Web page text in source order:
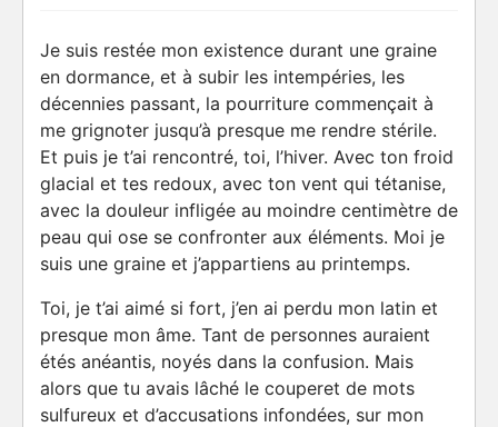
Je suis restée mon existence durant une graine
en dormance, et à subir les intempéries, les
décennies passant, la pourriture commençait à
me grignoter jusqu’à presque me rendre stérile.
Et puis je t’ai rencontré, toi, l’hiver. Avec ton froid
glacial et tes redoux, avec ton vent qui tétanise,
avec la douleur infligée au moindre centimètre de
peau qui ose se confronter aux éléments. Moi je
suis une graine et j’appartiens au printemps.
Toi, je t’ai aimé si fort, j’en ai perdu mon latin et
presque mon âme. Tant de personnes auraient
étés anéantis, noyés dans la confusion. Mais
alors que tu avais lâché le couperet de mots
sulfureux et d’accusations infondées, sur mon